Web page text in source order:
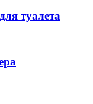
туалета